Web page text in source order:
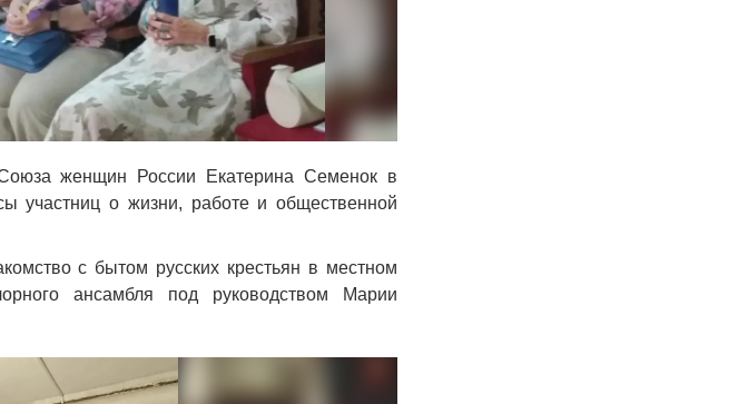
женщин России Екатерина Семенок в
участниц о жизни, работе и общественной
с бытом русских крестьян в местном
ансамбля под руководством Марии